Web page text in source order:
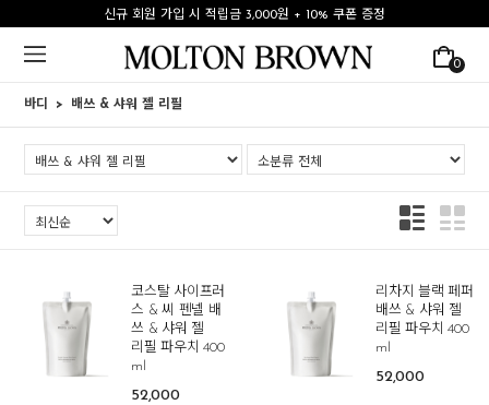
신규 회원 가입 시 적립금 3,000원 + 10% 쿠폰 증정
0
바디 배쓰 & 샤워 젤 리필
코스탈 사이프러
스 & 씨 펜넬 배
쓰 & 샤워 젤
리필 파우치 400
ml
52,000
리차지 블랙 페퍼
배쓰 & 샤워 젤
리필 파우치 400
ml
52,000